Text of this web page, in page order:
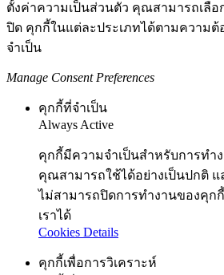
ตั้งค่าความเป็นส่วนตัว คุณสามารถเลือ
ปิด คุกกี้ในแต่ละประเภทได้ตามความต้
จำเป็น
Manage Consent Preferences
คุกกี้ที่จำเป็น
Always Active
คุกกี้มีความจำเป็นสำหรับการทำ
คุณสามารถใช้ได้อย่างเป็นปกติ
ไม่สามารถปิดการทำงานของคุก
เราได้
Cookies Details
คุกกี้เพื่อการวิเคราะห์